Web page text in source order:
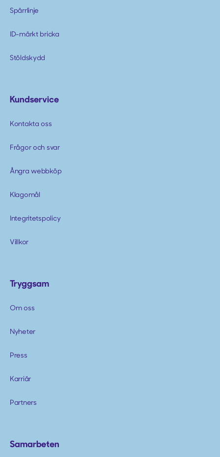
Spärrlinje
ID-märkt bricka
Stöldskydd
Kundservice
Kontakta oss
Frågor och svar
Ångra webbköp
Klagomål
Integritetspolicy
Villkor
Tryggsam
Om oss
Nyheter
Press
Karriär
Partners
Samarbeten